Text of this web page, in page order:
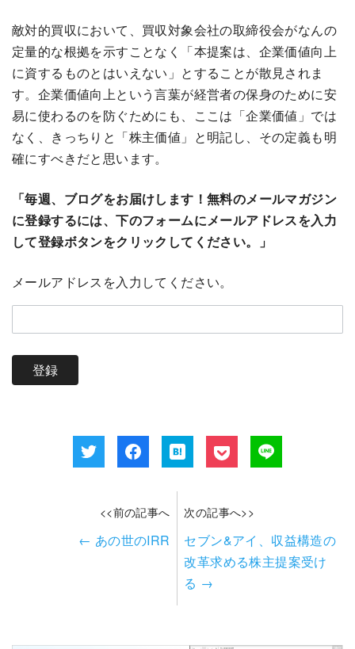
敵対的買収において、買収対象会社の取締役会がなんの
定量的な根拠を示すことなく「本提案は、企業価値向上
に資するものとはいえない」とすることが散見されま
す。企業価値向上という言葉が経営者の保身のために安
易に使わるのを防ぐためにも、ここは「企業価値」では
なく、きっちりと「株主価値」と明記し、その定義も明
確にすべきだと思います。
「毎週、ブログをお届けします！無料のメールマガジン
に登録するには、下のフォームにメールアドレスを入力
して登録ボタンをクリックしてください。」
メールアドレスを入力してください。
<<前の記事へ
← あの世のIRR
次の記事へ>>
セブン&アイ、収益構造の
改革求める株主提案受け
る →